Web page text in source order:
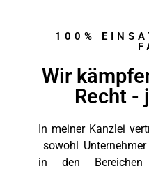
100%
Wir
Recht -
In meiner Kanzlei
sowohl
in den Bereichen